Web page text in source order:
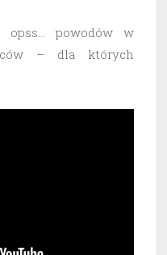
opss… powodów w
– dla których